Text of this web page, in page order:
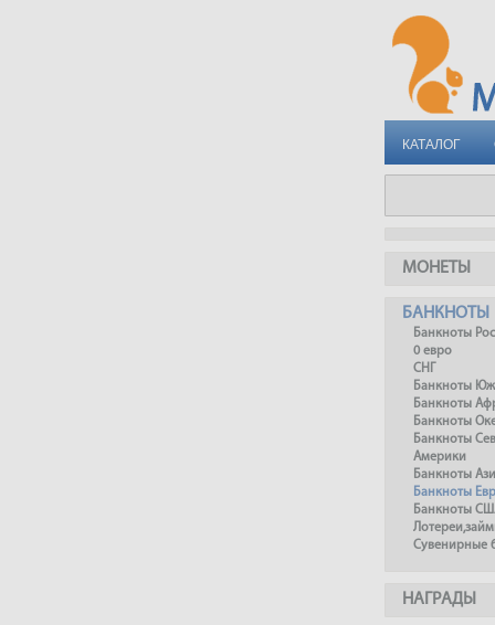
КАТАЛОГ
МОНЕТЫ
БАНКНОТЫ
Банкноты
0 евро
СНГ
Банкноты
Банкноты
Банкноты
Банкноты
Америки
Банкноты
Банкноты
Банкноты
Сувенирные
НАГРАДЫ